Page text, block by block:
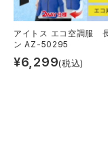
アイトス エコ空調服
ン AZ-50295
¥6,299(税込)